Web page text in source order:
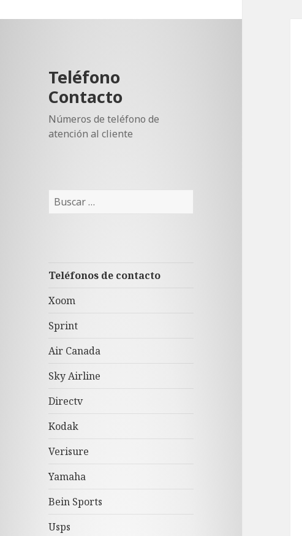
Teléfono
Contacto
Números de teléfono de
atención al cliente
Buscar:
Teléfonos de contacto
Xoom
Sprint
Air Canada
Sky Airline
Directv
Kodak
Verisure
Yamaha
Bein Sports
Usps